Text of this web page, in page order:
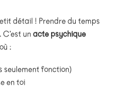
détail ! Prendre du temps
unacte psychique
:
seulement fonction)
en toi